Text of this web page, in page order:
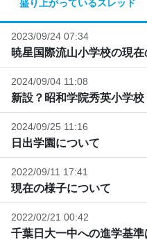
盛り上がっているスレッド
2023/09/24 07:34
暁星国際流山小学校の現
2024/09/04 11:08
新設？昭和学院秀英小学校
2024/09/25 11:16
日出学園について
2022/09/11 17:41
現在の様子について
2022/02/21 00:42
千葉日大一中への進学基準